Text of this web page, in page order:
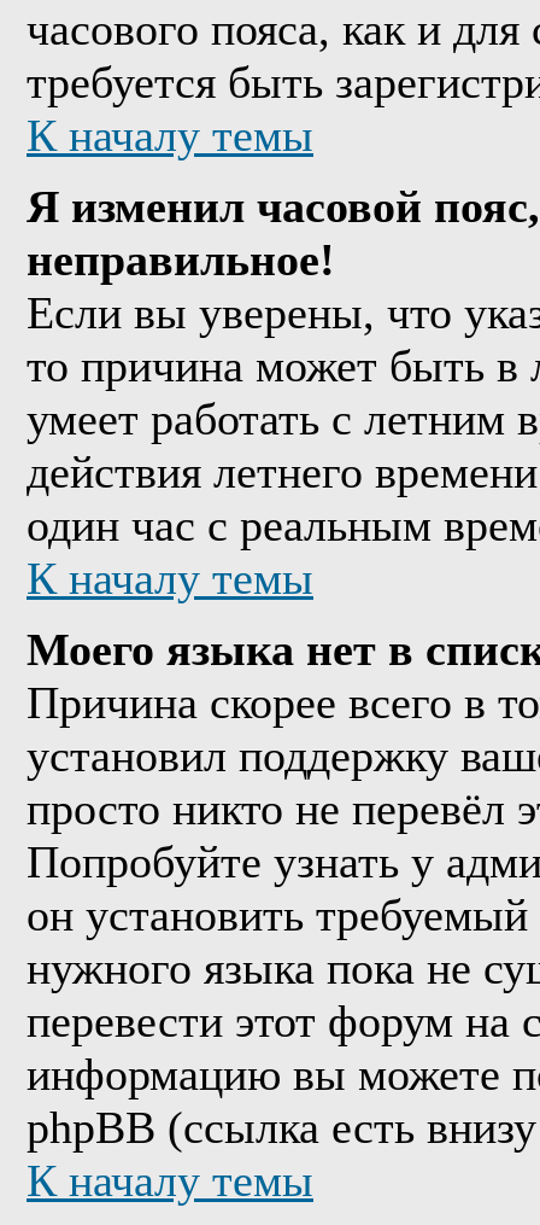
часового пояса, как и
требуется быть
К началу темы
Я изменил часовой
неправильное!
Если вы уверены, что
то причина может быть
умеет работать с летним
действия летнего
один час с реальным
К началу темы
Моего языка нет в
Причина скорее всего в
установил поддержку
просто никто не перевёл
Попробуйте узнать у
он установить
нужного языка пока не
перевести этот форум
информацию вы можете
phpBB (ссылка есть
К началу темы